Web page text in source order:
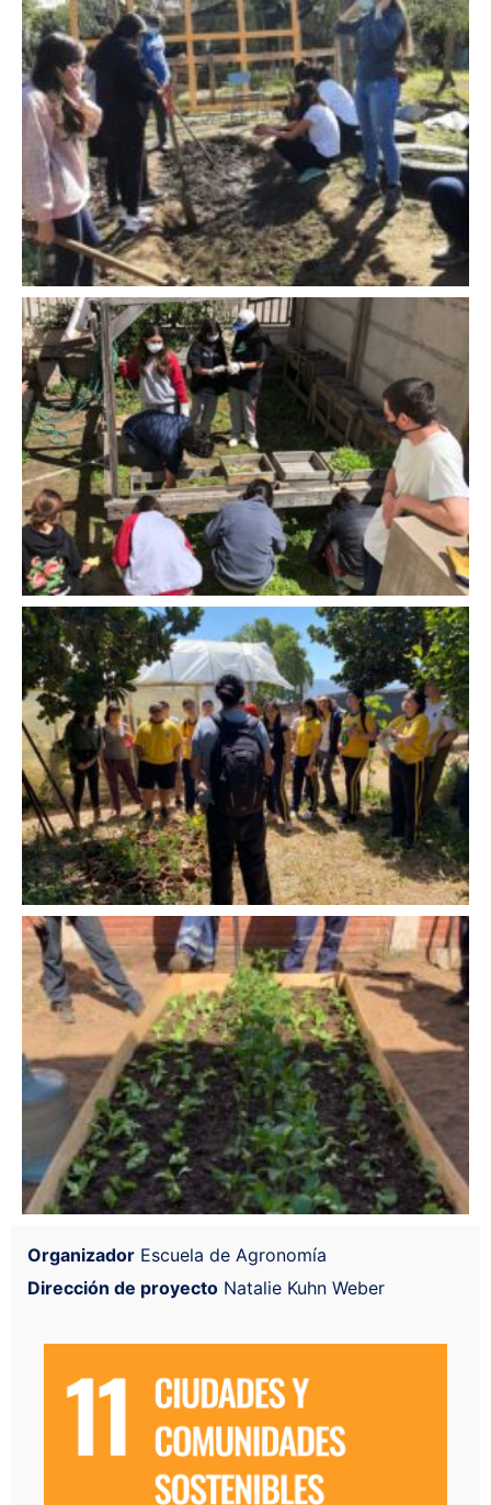
Organizador Escuela de Agronomía
Dirección de proyecto Natalie Kuhn Weber